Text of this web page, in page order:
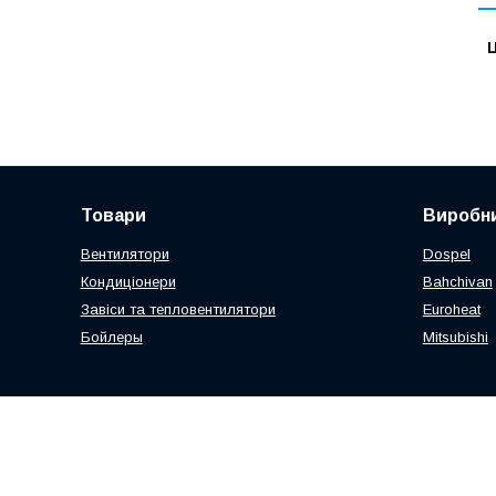
Товари
Вентилятори
Кондиціонери
Завіси та тепловентилятори
Бойлеры
Dospel
Bahchivan
Euroheat
Mitsubishi